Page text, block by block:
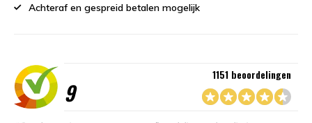
Achteraf en gespreid betalen mogelijk
9
1151 beoordelingen